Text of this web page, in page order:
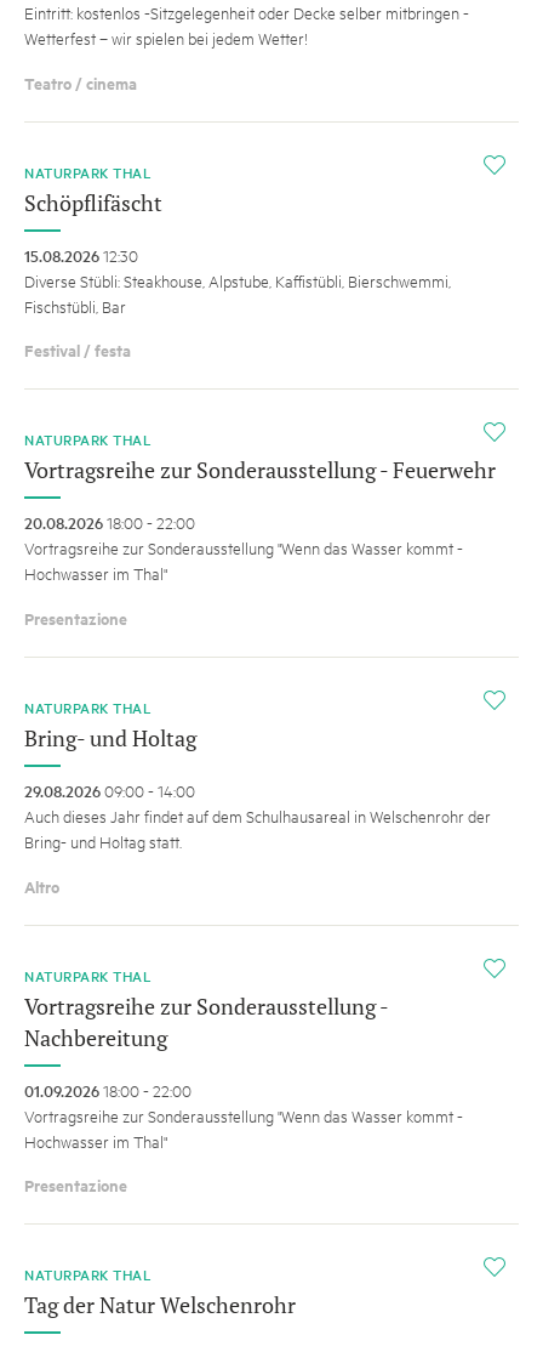
Eintritt: kostenlos -Sitzgelegenheit oder Decke selber mitbringen -
Wetterfest – wir spielen bei jedem Wetter!
Teatro / cinema
i
NATURPARK THAL
Schöpflifäscht
15.08.202612:30
Diverse Stübli: Steakhouse, Alpstube, Kaffistübli, Bierschwemmi,
Fischstübli, Bar
Festival / festa
i
NATURPARK THAL
Vortragsreihe zur Sonderausstellung - Feuerwehr
20.08.202618:00 - 22:00
Vortragsreihe zur Sonderausstellung "Wenn das Wasser kommt -
Hochwasser im Thal"
Presentazione
i
NATURPARK THAL
Bring- und Holtag
29.08.202609:00 - 14:00
Auch dieses Jahr findet auf dem Schulhausareal in Welschenrohr der
Bring- und Holtag statt.
Altro
i
NATURPARK THAL
Vortragsreihe zur Sonderausstellung -
Nachbereitung
01.09.202618:00 - 22:00
Vortragsreihe zur Sonderausstellung "Wenn das Wasser kommt -
Hochwasser im Thal"
Presentazione
i
NATURPARK THAL
Tag der Natur Welschenrohr